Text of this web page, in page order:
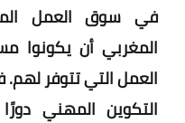
في سوق العمل
المغربي أن يكونوا
العمل التي تتوفر
التكوين المهني